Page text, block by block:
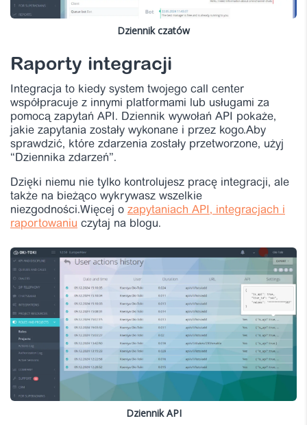
Dziennik czatów
Raporty integracji
Integracja to kiedy system twojego call center
współpracuje z innymi platformami lub usługami za
pomocą zapytań API. Dziennik wywołań API pokaże,
jakie zapytania zostały wykonane i przez kogo.Aby
sprawdzić, które zdarzenia zostały przetworzone, użyj
“Dziennika zdarzeń”.
Dzięki niemu nie tylko kontrolujesz pracę integracji, ale
także na bieżąco wykrywasz wszelkie
niezgodności.Więcej o zapytaniach API, integracjach i
raportowaniu czytaj na blogu.
Dziennik API